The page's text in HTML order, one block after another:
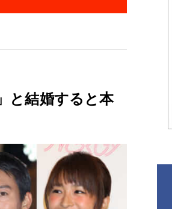
と結婚すると本